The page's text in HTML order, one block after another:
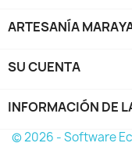
ARTESANÍA
SU CUENTA
INFORMACIÓN DE
© 2026 - Software